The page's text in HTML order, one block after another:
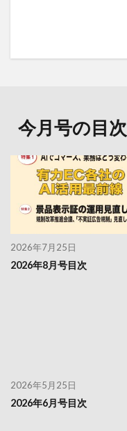
今月号の目次
2026年7月25日
2026年8月号目次
2026年5月25日
2026年6月号目次